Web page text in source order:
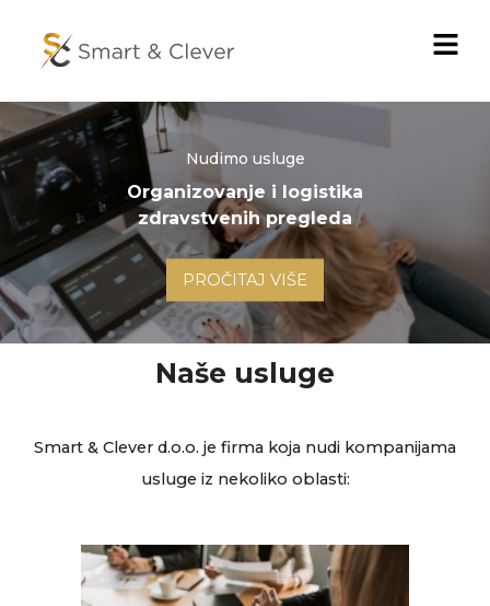
sadržaj
Menu
Nudimo usluge
Organizovanje i logistika
zdravstvenih pregleda
PROČITAJ VIŠE
Naše usluge
Smart & Clever d.o.o. je firma koja nudi kompanijama
usluge iz nekoliko oblasti: